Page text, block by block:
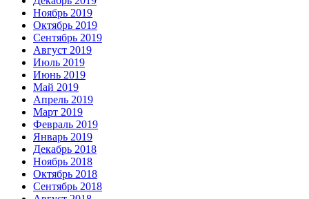
Ноябрь 2019
Октябрь 2019
Сентябрь 2019
Август 2019
Июль 2019
Июнь 2019
Май 2019
Апрель 2019
Март 2019
Февраль 2019
Январь 2019
Декабрь 2018
Ноябрь 2018
Октябрь 2018
Сентябрь 2018